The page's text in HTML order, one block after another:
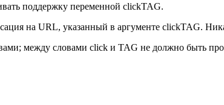
поддержку переменной clickTAG.
на URL, указанный в аргументе clickTAG.
между словами click и TAG не должно быть